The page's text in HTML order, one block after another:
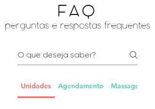
FAQ
perguntas e respostas frequentes
Unidades Agendamento Massagens